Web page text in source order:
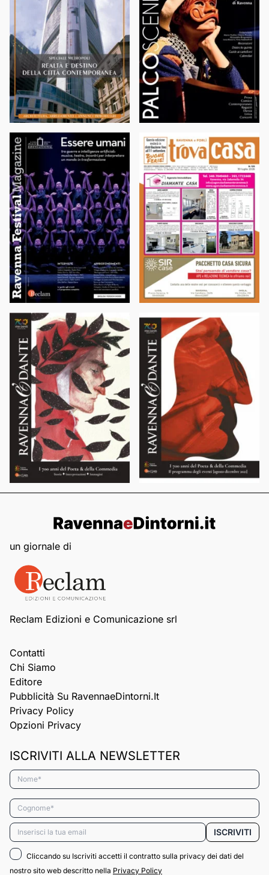
un giornale di
Reclam Edizioni e Comunicazione srl
Contatti
Chi Siamo
Editore
Pubblicità Su RavennaeDintorni.it
Privacy Policy
Opzioni Privacy
ISCRIVITI ALLA NEWSLETTER
Nome*
Cognome*
Email* ISCRIVITI
Cliccando su Iscriviti accetti il contratto sulla privacy dei dati del
nostro sito web descritto nella Privacy Policy